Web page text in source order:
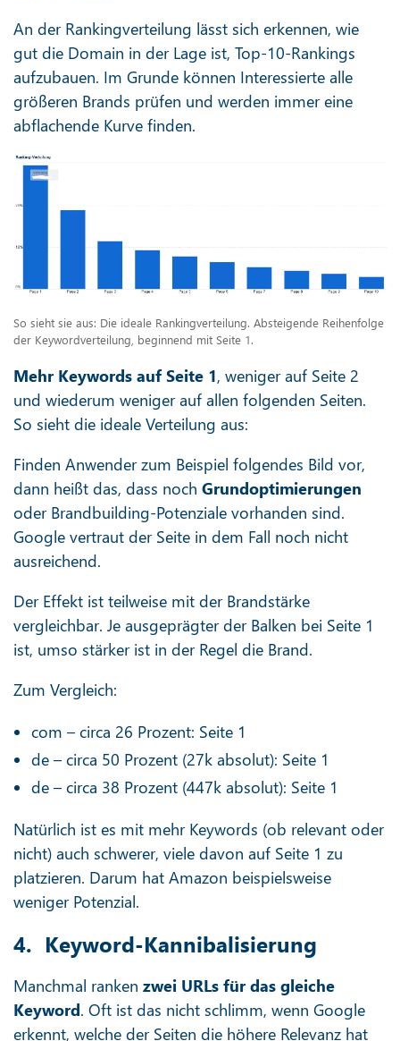
An der Rankingverteilung lässt sich erkennen, wie
gut die Domain in der Lage ist, Top-10-Rankings
aufzubauen. Im Grunde können Interessierte alle
größeren Brands prüfen und werden immer eine
abflachende Kurve finden.
So sieht sie aus: Die ideale Rankingverteilung. Absteigende Reihenfolge
der Keywordverteilung, beginnend mit Seite 1.
Mehr Keywords auf Seite 1, weniger auf Seite 2
und wiederum weniger auf allen folgenden Seiten.
So sieht die ideale Verteilung aus:
Finden Anwender zum Beispiel folgendes Bild vor,
dann heißt das, dass noch Grundoptimierungen
oder Brandbuilding-Potenziale vorhanden sind.
Google vertraut der Seite in dem Fall noch nicht
ausreichend.
Der Effekt ist teilweise mit der Brandstärke
vergleichbar. Je ausgeprägter der Balken bei Seite 1
ist, umso stärker ist in der Regel die Brand.
Zum Vergleich:
com – circa 26 Prozent: Seite 1
de – circa 50 Prozent (27k absolut): Seite 1
de – circa 38 Prozent (447k absolut): Seite 1
Natürlich ist es mit mehr Keywords (ob relevant oder
nicht) auch schwerer, viele davon auf Seite 1 zu
platzieren. Darum hat Amazon beispielsweise
weniger Potenzial.
4. Keyword-Kannibalisierung
Manchmal ranken zwei URLs für das gleiche
Keyword. Oft ist das nicht schlimm, wenn Google
erkennt, welche der Seiten die höhere Relevanz hat